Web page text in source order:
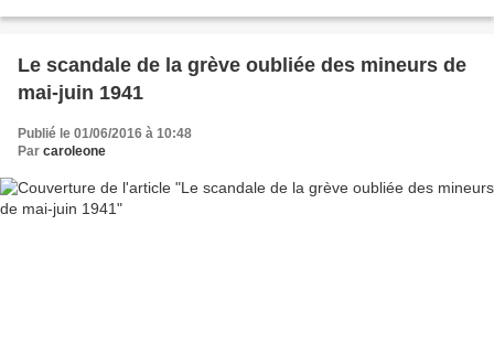
Le scandale de la grève oubliée des mineurs de
mai-juin 1941
Publié le 01/06/2016 à 10:48
Par caroleone